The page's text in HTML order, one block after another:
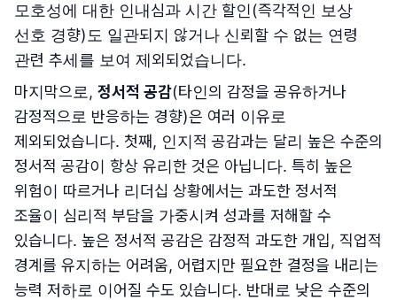
모호성에 대한 인내심과 시간 할인(즉각적인 보상
선호 경향)도 일관되지 않거나 신뢰할 수 없는 연령
관련 추세를 보여 제외되었습니다.
마지막으로, 정서적 공감(타인의 감정을 공유하거나
감정적으로 반응하는 경향)은 여러 이유로
제외되었습니다. 첫째, 인지적 공감과는 달리 높은 수준의
정서적 공감이 항상 유리한 것은 아닙니다. 특히 높은
위험이 따르거나 리더십 상황에서는 과도한 정서적
조율이 심리적 부담을 가중시켜 성과를 저해할 수
있습니다. 높은 정서적 공감은 감정적 과도한 개입, 직업적
경계를 유지하는 어려움, 어렵지만 필요한 결정을 내리는
능력 저하로 이어질 수도 있습니다. 반대로 낮은 수준의